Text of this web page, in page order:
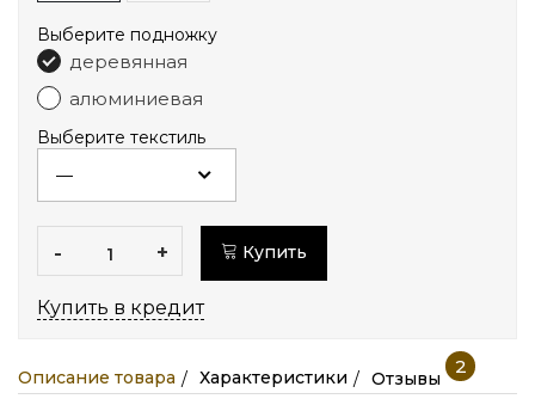
Выберите подножку
деревянная
алюминиевая
Выберите текстиль
- + Купить
Купить в кредит
Описание товара Характеристики Отзывы
2